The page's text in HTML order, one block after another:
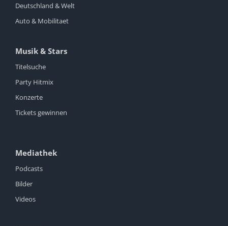
Deutschland & Welt
Auto & Mobilitaet
Musik & Stars
Titelsuche
Party Hitmix
Konzerte
Tickets gewinnen
Mediathek
Podcasts
Bilder
Videos